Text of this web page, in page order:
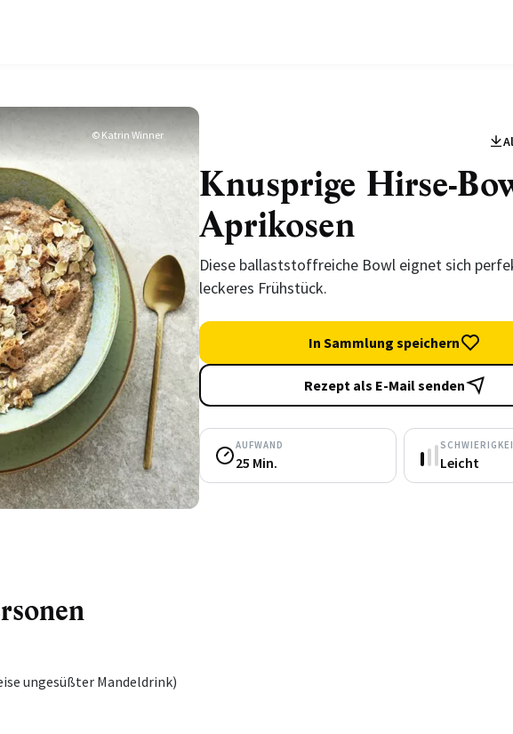
© Katrin Winner
Knusprige Hirse-
Aprikosen
Diese ballaststoffreiche Bowl eignet sich
leckeres Frühstück.
In Sammlung speichern
Rezept als E-Mail senden
AUFWAND
25 Min. Leicht
ungesüßter Mandeldrink)